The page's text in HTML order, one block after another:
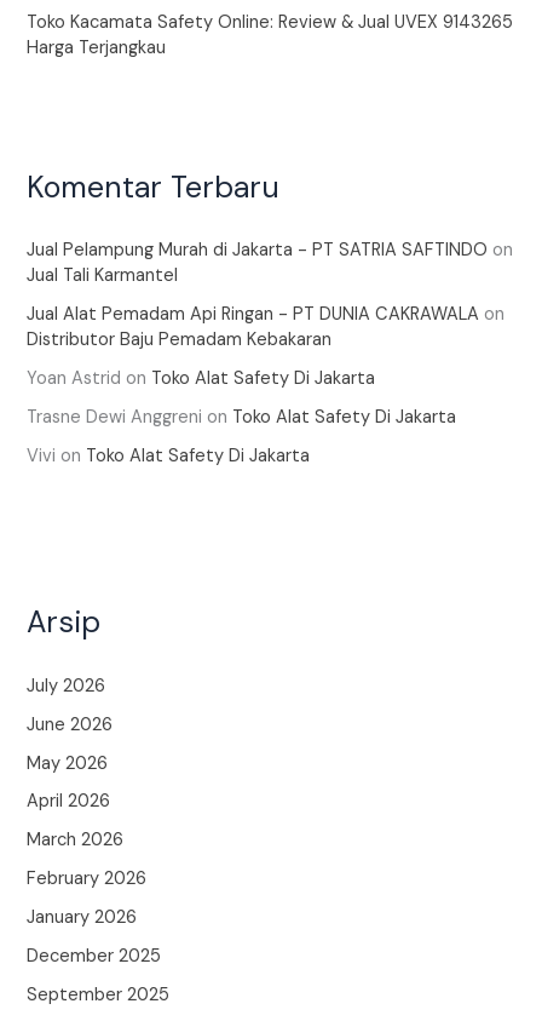
Toko Kacamata Safety Online: Review & Jual UVEX 9143265
Harga Terjangkau
Komentar Terbaru
Jual Pelampung Murah di Jakarta - PT SATRIA SAFTINDO on
Jual Tali Karmantel
Jual Alat Pemadam Api Ringan - PT DUNIA CAKRAWALA on
Distributor Baju Pemadam Kebakaran
Yoan Astrid on Toko Alat Safety Di Jakarta
Trasne Dewi Anggreni on Toko Alat Safety Di Jakarta
Vivi on Toko Alat Safety Di Jakarta
Arsip
July 2026
June 2026
May 2026
April 2026
March 2026
February 2026
January 2026
December 2025
September 2025